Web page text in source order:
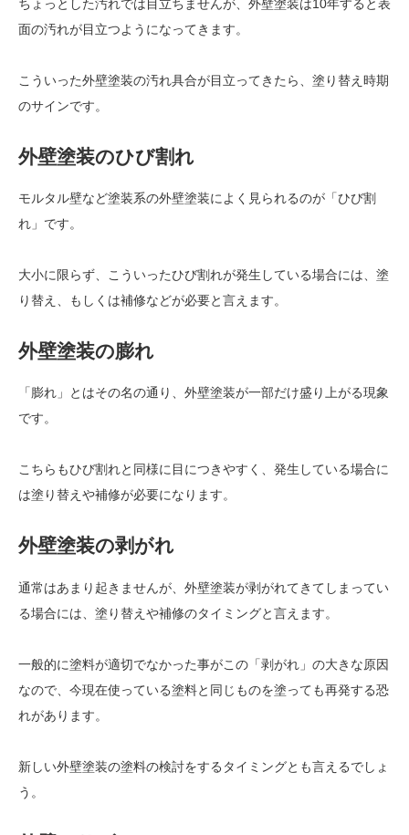
ちょっとした汚れでは目立ちませんが、外壁塗装は10年すると表
面の汚れが目立つようになってきます。
こういった外壁塗装の汚れ具合が目立ってきたら、塗り替え時期
のサインです。
外壁塗装のひび割れ
モルタル壁など塗装系の外壁塗装によく見られるのが「ひび割
れ」です。
大小に限らず、こういったひび割れが発生している場合には、塗
り替え、もしくは補修などが必要と言えます。
外壁塗装の膨れ
「膨れ」とはその名の通り、外壁塗装が一部だけ盛り上がる現象
です。
こちらもひび割れと同様に目につきやすく、発生している場合に
は塗り替えや補修が必要になります。
外壁塗装の剥がれ
通常はあまり起きませんが、外壁塗装が剥がれてきてしまってい
る場合には、塗り替えや補修のタイミングと言えます。
一般的に塗料が適切でなかった事がこの「剥がれ」の大きな原因
なので、今現在使っている塗料と同じものを塗っても再発する恐
れがあります。
新しい外壁塗装の塗料の検討をするタイミングとも言えるでしょ
う。